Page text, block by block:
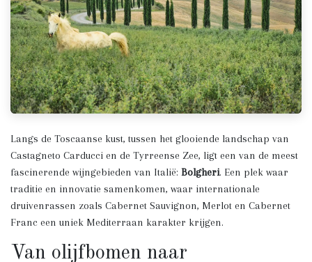
Langs de Toscaanse kust, tussen het glooiende landschap van
Castagneto Carducci en de Tyrreense Zee, ligt een van de meest
fascinerende wijngebieden van Italië: Bolgheri. Een plek waar
traditie en innovatie samenkomen, waar internationale
druivenrassen zoals Cabernet Sauvignon, Merlot en Cabernet
Franc een uniek Mediterraan karakter krijgen.
Van olijfbomen naar